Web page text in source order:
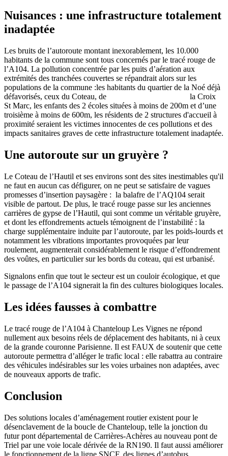
Nuisances : une infrastructure totalement
inadaptée
Les bruits de l’autoroute montant inexorablement, les 10.000
habitants de la commune sont tous concernés par le tracé rouge de
l’A104. La pollution concentrée par les puits d’aération aux
extrémités des tranchées couvertes se répandrait alors sur les
populations de la commune :les habitants du quartier de la Noé déjà
défavorisés, ceux du Coteau, de la Croix
St Marc, les enfants des 2 écoles situées à moins de 200m et d’une
troisième à moins de 600m, les résidents de 2 structures d'accueil à
proximité seraient les victimes innocentes de ces pollutions et des
impacts sanitaires graves de cette infrastructure totalement inadaptée.
Une autoroute sur un gruyère ?
Le Coteau de l’Hautil et ses environs sont des sites inestimables qu'il
ne faut en aucun cas défigurer, on ne peut se satisfaire de vagues
promesses d’insertion paysagère : la balafre de l’AQ104 serait
visible de partout. De plus, le tracé rouge passe sur les anciennes
carrières de gypse de l’Hautil, qui sont comme un véritable gruyère,
et dont les effondrements actuels témoignent de l’instabilité : la
charge supplémentaire induite par l’autoroute, par les poids-lourds et
notamment les vibrations importantes provoquées par leur
roulement, augmenterait considérablement le risque d’effondrement
des voûtes, en particulier sur les bords du coteau, qui est urbanisé.
Signalons enfin que tout le secteur est un couloir écologique, et que
le passage de l’A104 signerait la fin des cultures biologiques locales.
Les idées fausses à combattre
Le tracé rouge de l’A104 à Chanteloup Les Vignes ne répond
nullement aux besoins réels de déplacement des habitants, ni à ceux
de la grande couronne Parisienne. Il est FAUX de soutenir que cette
autoroute permettra d’alléger le trafic local : elle rabattra au contraire
des véhicules indésirables sur les voies urbaines non adaptées, avec
de nouveaux apports de trafic.
Conclusion
Des solutions locales d’aménagement routier existent pour le
désenclavement de la boucle de Chanteloup, telle la jonction du
futur pont départemental de Carrières-Achères au nouveau pont de
Triel par une voie locale dérivée de la RN190. Il faut aussi améliorer
le fonctionnement de la ligne SNCF, des lignes d’autobus,